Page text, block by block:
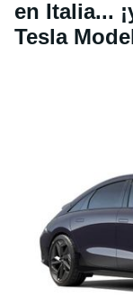
en Italia...
Tesla